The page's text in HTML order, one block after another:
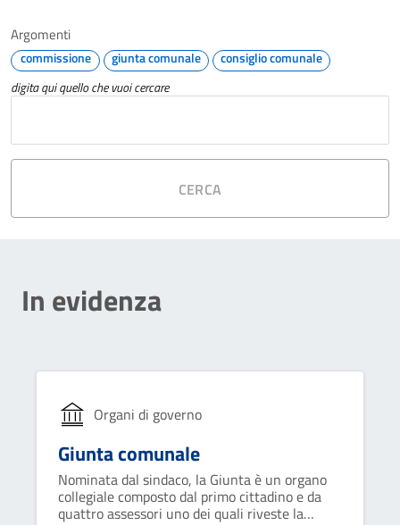
Argomenti
commissione giunta comunale consiglio comunale
digita qui quello che vuoi cercare
CERCA
In evidenza
Organi di governo
Giunta comunale
Nominata dal sindaco, la Giunta è un organo
collegiale composto dal primo cittadino e da
quattro assessori uno dei quali riveste la